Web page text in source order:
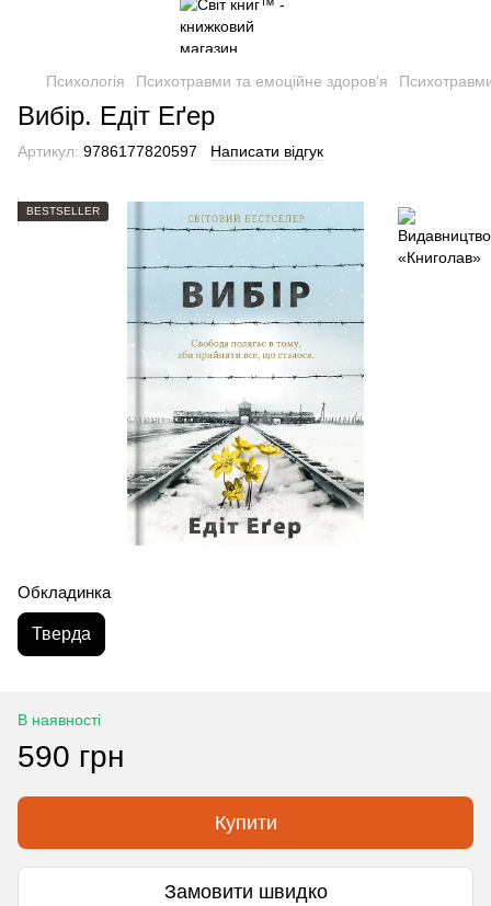
Психологія Психотравми та емоційне здоров'я
Вибір. Едіт Еґер
Артикул: 9786177820597 Написати відгук
BESTSELLER
Обкладинка
Тверда
В наявності
590 грн
Купити
Замовити швидко